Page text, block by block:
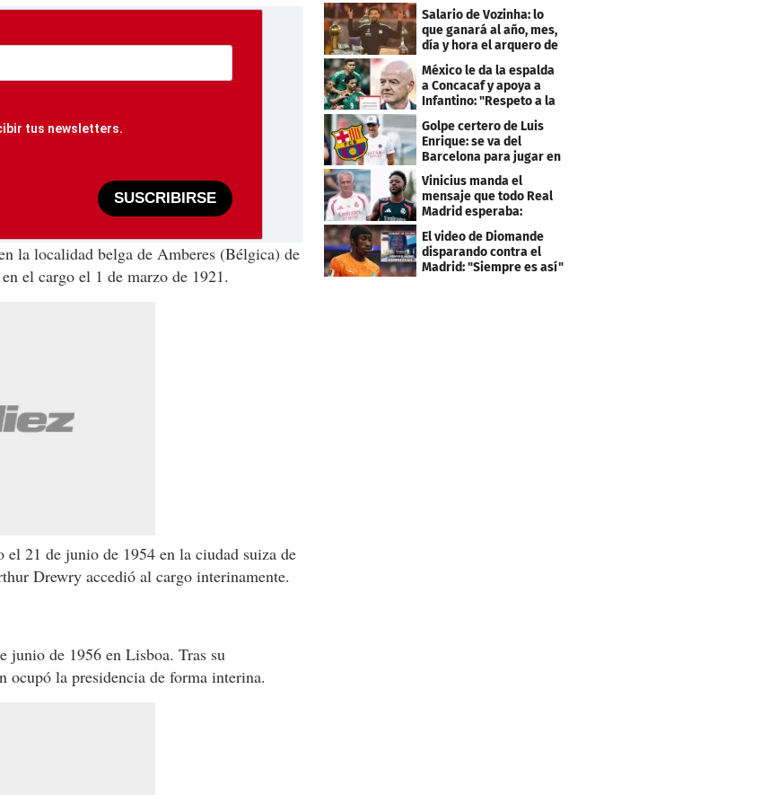
tus newsletters.
SUSCRIBIRSE
la localidad belga de Amberes (Bélgica) de
el cargo el 1 de marzo de 1921.
el 21 de junio de 1954 en la ciudad suiza de
Drewry accedió al cargo interinamente.
junio de 1956 en Lisboa. Tras su
la presidencia de forma interina.
Salario de Vozinha: lo
que ganará al año, mes,
día y hora el arquero de
Cabo Verde
México le da la espalda
a Concacaf y apoya a
Infantino: "Respeto a la
gobernanza"
Golpe certero de Luis
Enrique: se va del
Barcelona para jugar en
el PSG
Vinicius manda el
mensaje que todo Real
Madrid esperaba:
"Mourinho..."
El video de Diomande
disparando contra el
Madrid: "Siempre es así"